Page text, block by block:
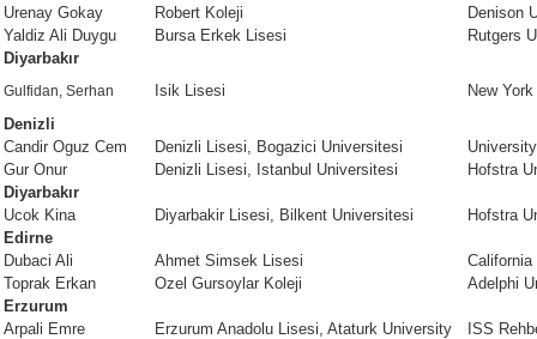
Urenay Gokay
Robert Koleji
Denison
Yaldiz Ali Duygu
Bursa Erkek Lisesi
Rutgers
Diyarbakır
Gulfidan, Serhan Isik Lisesi
New
Denizli
Candir Oguz Cem
Denizli Lisesi, Bogazici Universitesi
Gur Onur
Denizli Lisesi, Istanbul Universitesi
Hofstra
Diyarbakır
Ucok Kina
Diyarbakir Lisesi, Bilkent Universitesi
Hofstra
Edirne
Dubaci Ali
Ahmet Simsek Lisesi
Toprak Erkan
Ozel Gursoylar Koleji
Adelphi
Erzurum
Arpali Emre
Erzurum Anadolu Lisesi, Ataturk University
ISS